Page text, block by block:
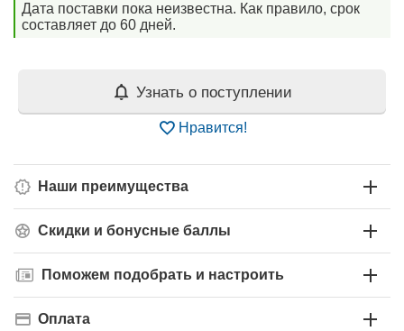
Дата поставки пока неизвестна. Как правило, срок
составляет до 60 дней.
Узнать о поступлении
Нравится!
Наши преимущества
Скидки и бонусные баллы
Поможем подобрать и настроить
Оплата